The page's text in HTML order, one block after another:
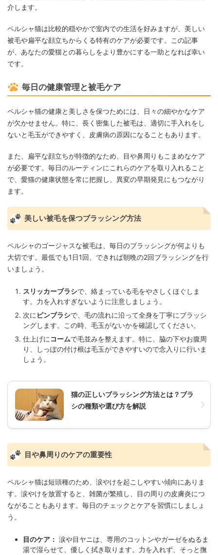
介します。
ペルシャ猫は比較的穏やかで室内での生活を好みますが、美しい
被毛や扁平な顔立ちからくる特有のケアが必要です。この記事
が、あなたの愛猫との暮らしをより豊かにする一助となれば幸い
です。
毎日の健康管理と被毛ケア
ペルシャ猫の健康と美しさを保つためには、日々の細やかなケア
が欠かせません。特に、長く密集した被毛は、適切に手入れをし
ないと毛玉ができやすく、皮膚病の原因になることもあります。
また、扁平な顔立ちが特徴的なため、目や鼻周りもこまめなケア
が必要です。毎日のルーティンにこれらのケアを取り入れること
で、愛猫の健康状態を常に把握し、異変の早期発見にもつながり
ます。
美しい被毛を保つブラッシング方法
ペルシャのゴージャスな被毛は、毎日のブラッシングが何よりも
大切です。最低でも1日1回、できれば朝晩の2回ブラッシングを行
いましょう。
スリッカーブラシで、絡まっている毛をやさしくほぐしま
す。力を入れすぎないように注意しましょう。
次に ピンブラシで、毛の流れに沿って全身を丁寧にブラッシ
ングします。この時、毛玉がないかを確認してください。
仕上げに コームで毛並みを整えます。特に、脇の下やお腹周
り、しっぽの付け根は毛玉ができやすいので念入りに行いま
しょう。
猫の正しいブラッシング方法とは？ブラ
シの種類や選び方を解説
目や鼻周りのケアの重要性
ペルシャ猫は短頭種のため、涙やけを起こしやすい傾向にありま
す。涙やけを放置すると、雑菌が繁殖し、目の周りの皮膚炎につ
ながることもあります。毎日のチェックとケアを習慣にしましょ
う。
目のケア： 涙や目ヤニは、専用のコットンやガーゼをぬるま
湯で湿らせて、優しく拭き取ります。力を入れず、そっと撫